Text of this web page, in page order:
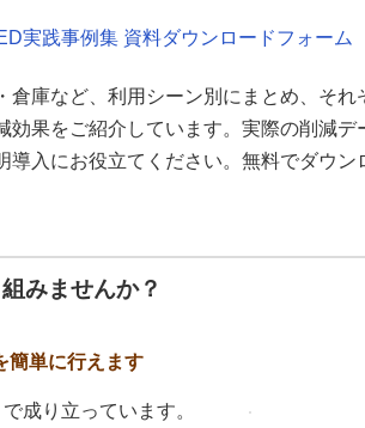
実践事例集 資料ダウンロードフォーム
倉庫など、利用シーン別にまとめ、それ
効果をご紹介しています。実際の削減デ
入にお役立てください。無料でダウン
みませんか？
簡単に行えます
成り立っています。